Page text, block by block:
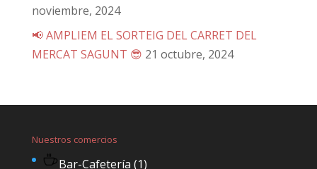
noviembre, 2024
📢 AMPLIEM EL SORTEIG DEL CARRET DEL
MERCAT SAGUNT 😎 21 octubre, 2024
Nuestros comercios
Bar-Cafetería (1)